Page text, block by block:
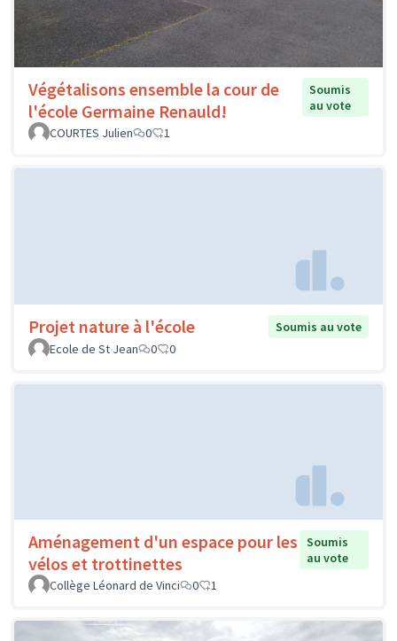
Végétalisons ensemble la cour de
l'école Germaine Renauld!
Soumis
au vote
COURTES Julien
0 1
Projet nature à l'école
Soumis au vote
Ecole de St Jean
0 0
Aménagement d'un espace pour les
vélos et trottinettes
Soumis
au vote
Collège Léonard de Vinci
0 1